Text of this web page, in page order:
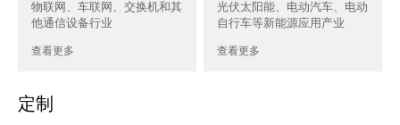
物联网、车联网、交换机和其
他通信设备行业
查看更多
光伏太阳能、电动汽车、电动
自行车等新能源应用产业
查看更多
定制